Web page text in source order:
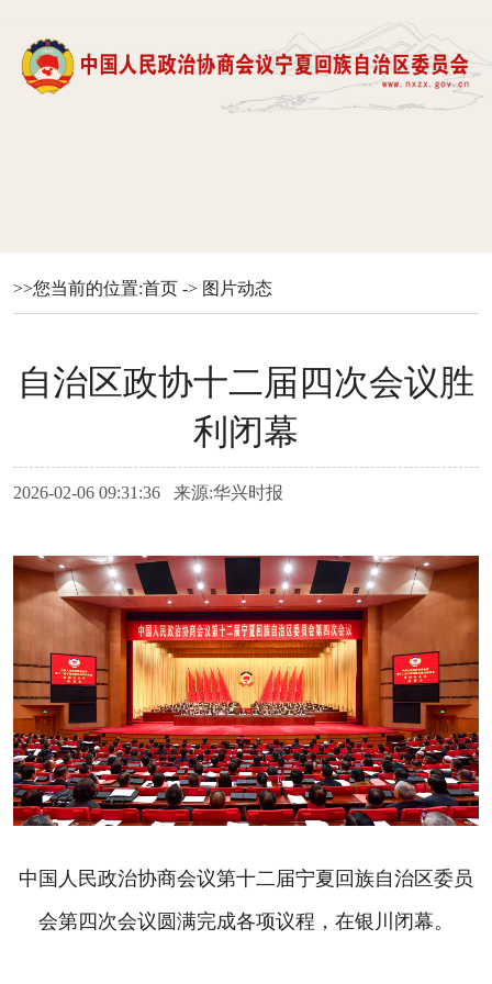
>>您当前的位置:首页 -> 图片动态
自治区政协十二届四次会议胜
利闭幕
2026-02-06 09:31:36 来源:华兴时报
中国人民政治协商会议第十二届宁夏回族自治区委员
会第四次会议圆满完成各项议程，在银川闭幕。